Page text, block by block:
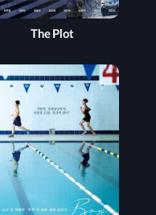
The Plot